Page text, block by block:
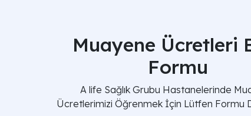
Muayene Ücretleri
Formu
A life Sağlık Grubu Hastanelerinde
Ücretlerimizi Öğrenmek İçin Lütfen Formu